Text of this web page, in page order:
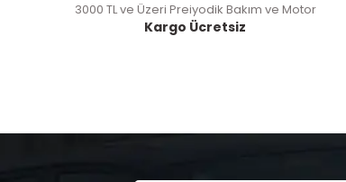
3000 TL ve Üzeri Preiyodik Bakım ve Motor
Kargo Ücretsiz